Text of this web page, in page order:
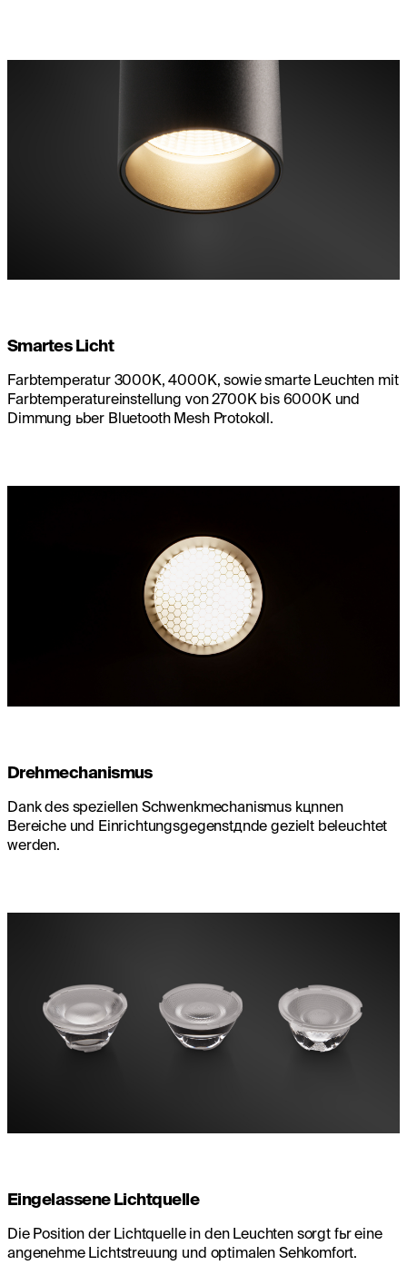
Smartes Licht
Farbtemperatur 3000K, 4000K, sowie smarte Leuchten mit
Farbtemperatureinstellung von 2700K bis 6000K und
Dimmung ьber Bluetooth Mesh Protokoll.
Drehmechanismus
Dank des speziellen Schwenkmechanismus kцnnen
Bereiche und Einrichtungsgegenstдnde gezielt beleuchtet
werden.
Eingelassene Lichtquelle
Die Position der Lichtquelle in den Leuchten sorgt fьr eine
angenehme Lichtstreuung und optimalen Sehkomfort.